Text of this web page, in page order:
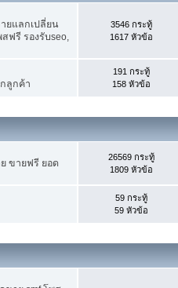
ยแลกเปลี่ยน
ฟรี รองรับseo,
3546 กระทู้
1617 หัวข้อ
ลูกค้า
191 กระทู้
158 หัวข้อ
ขายฟรี ยอด
26569 กระทู้
1809 หัวข้อ
59 กระทู้
59 หัวข้อ